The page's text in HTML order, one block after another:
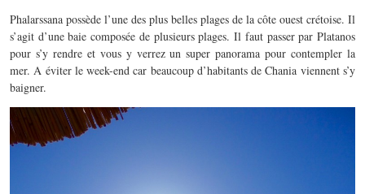
Phalarssana possède l’une des plus belles plages de la côte ouest crétoise. Il
s’agit d’une baie composée de plusieurs plages. Il faut passer par Platanos
pour s’y rendre et vous y verrez un super panorama pour contempler la
mer. A éviter le week-end car beaucoup d’habitants de Chania viennent s’y
baigner.